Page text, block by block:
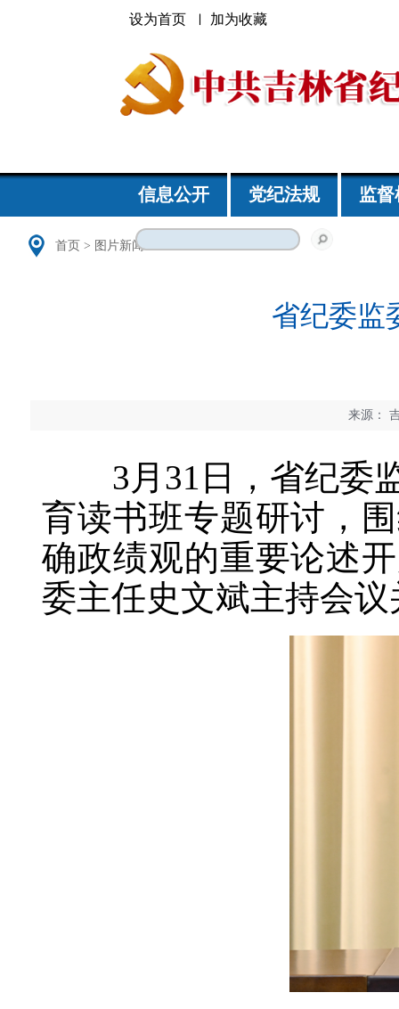
设为首页 加为收藏
信息公开 党纪法规 监
首页 > 图片新闻
省纪委监
来源：
3月31日，省纪委监
育读书班专题研讨，
确政绩观的重要论述
委主任史文斌主持会